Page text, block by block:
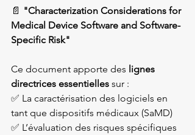
📄 "Characterization Considerations for
Medical Device Software and Software-
Specific Risk"
Ce document apporte des lignes
directrices essentielles sur :
✅ La caractérisation des logiciels en
tant que dispositifs médicaux (SaMD)
✅ L’évaluation des risques spécifiques